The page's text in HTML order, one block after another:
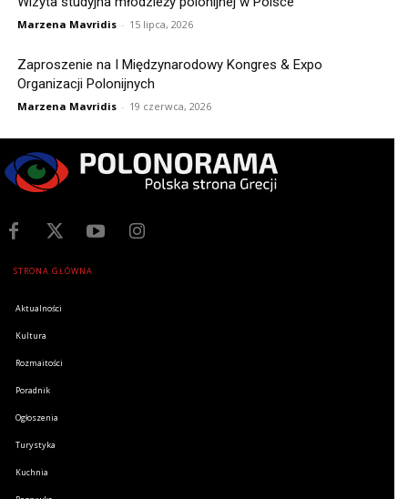
Marzena Mavridis - 15 lipca, 2026
Zaproszenie na I Międzynarodowy Kongres & Expo
Organizacji Polonijnych
Marzena Mavridis - 19 czerwca, 2026
STRONA GŁÓWNA
Aktualności
Kultura
Rozmaitości
Poradnik
Ogłoszenia
Turystyka
Kuchnia